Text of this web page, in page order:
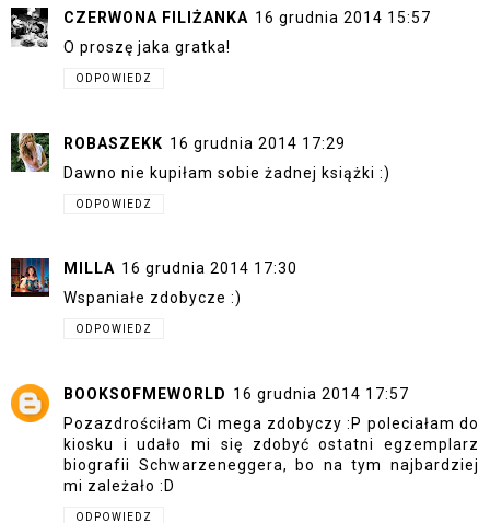
CZERWONA FILIŻANKA 16 grudnia 2014 15:57
O proszę jaka gratka!
ODPOWIEDZ
ROBASZEKK 16 grudnia 2014 17:29
Dawno nie kupiłam sobie żadnej książki :)
ODPOWIEDZ
MILLA 16 grudnia 2014 17:30
Wspaniałe zdobycze :)
ODPOWIEDZ
BOOKSOFMEWORLD 16 grudnia 2014 17:57
Pozazdrościłam Ci mega zdobyczy :P poleciałam do
kiosku i udało mi się zdobyć ostatni egzemplarz
biografii Schwarzeneggera, bo na tym najbardziej
mi zależało :D
ODPOWIEDZ